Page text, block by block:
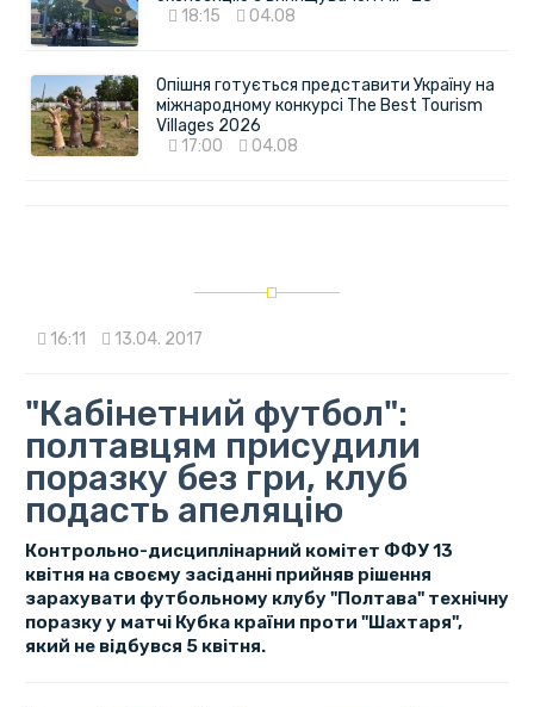
18:15
04.08
Опішня готується представити Україну на
міжнародному конкурсі The Best Tourism
Villages 2026
17:00
04.08
16:11 13.04. 2017
"Кабінетний футбол":
полтавцям присудили
поразку без гри, клуб
подасть апеляцію
Контрольно-дисциплінарний комітет ФФУ 13
квітня на своєму засіданні прийняв рішення
зарахувати футбольному клубу "Полтава" технічну
поразку у матчі Кубка країни проти "Шахтаря",
який не відбувся 5 квітня.